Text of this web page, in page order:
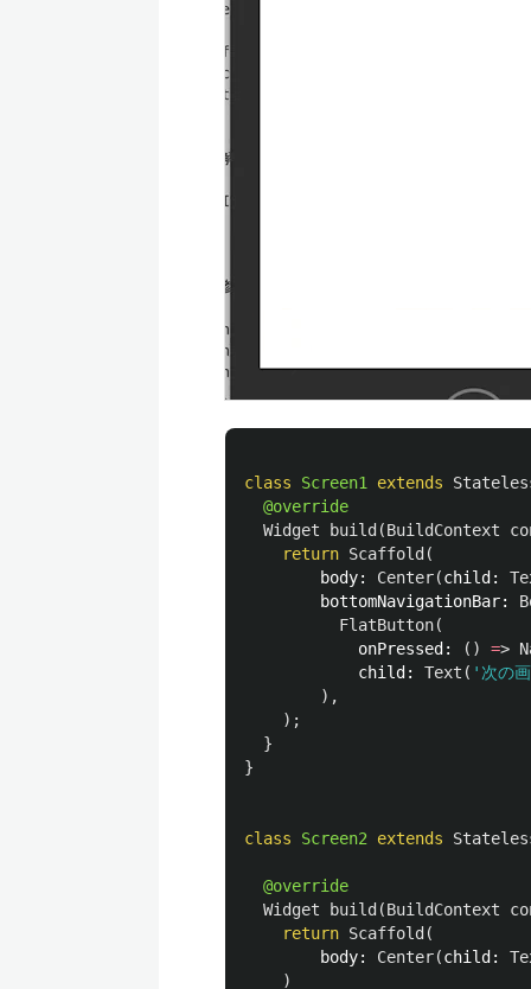
class Screen1 extends
@override
Widget
build (BuildContext
return Scaffold (
body:
Center(child:
bottomNavigationBar:
FlatButton(
onPressed:
() =>
child:
Text ( '次の
),
);
}
}
class Screen2 extends
@override
Widget
build (BuildContext
return Scaffold (
body:
Center(child:
)